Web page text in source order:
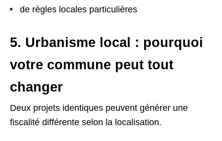
de règles locales particulières
5. Urbanisme local : pourquoi
votre commune peut tout
changer
Deux projets identiques peuvent générer une
fiscalité différente selon la localisation.